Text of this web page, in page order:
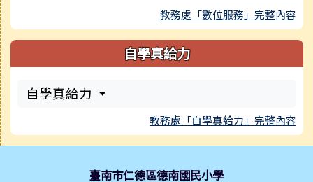
教務處「數位服務」完整內容
自學真給力
自學真給力
教務處「自學真給力」完整內容
頁尾區域內容臺南市仁德區德南國民小學